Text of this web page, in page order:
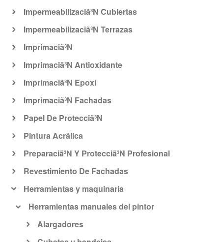
Impermeabilizaciã³N Cubiertas
Impermeabilizaciã³N Terrazas
Imprimaciã³N
Imprimaciã³N Antioxidante
Imprimaciã³N Epoxi
Imprimaciã³N Fachadas
Papel De Protecciã³N
Pintura Acrã­lica
Preparaciã³N Y Protecciã³N Profesional
Revestimiento De Fachadas
Herramientas y maquinaria
Herramientas manuales del pintor
Alargadores